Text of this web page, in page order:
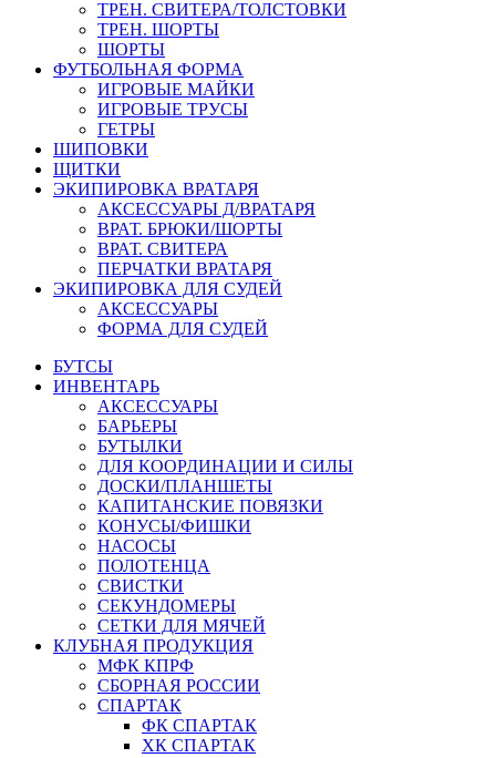
ТРЕН. СВИТЕРА/ТОЛСТОВКИ
ТРЕН. ШОРТЫ
ШОРТЫ
ФУТБОЛЬНАЯ ФОРМА
ИГРОВЫЕ МАЙКИ
ИГРОВЫЕ ТРУСЫ
ГЕТРЫ
ШИПОВКИ
ЩИТКИ
ЭКИПИРОВКА ВРАТАРЯ
АКСЕССУАРЫ Д/ВРАТАРЯ
ВРАТ. БРЮКИ/ШОРТЫ
ВРАТ. СВИТЕРА
ПЕРЧАТКИ ВРАТАРЯ
ЭКИПИРОВКА ДЛЯ СУДЕЙ
АКСЕССУАРЫ
ФОРМА ДЛЯ СУДЕЙ
БУТСЫ
ИНВЕНТАРЬ
АКСЕССУАРЫ
БАРЬЕРЫ
БУТЫЛКИ
ДЛЯ КООРДИНАЦИИ И СИЛЫ
ДОСКИ/ПЛАНШЕТЫ
КАПИТАНСКИЕ ПОВЯЗКИ
КОНУСЫ/ФИШКИ
НАСОСЫ
ПОЛОТЕНЦА
СВИСТКИ
СЕКУНДОМЕРЫ
СЕТКИ ДЛЯ МЯЧЕЙ
КЛУБНАЯ ПРОДУКЦИЯ
МФК КПРФ
СБОРНАЯ РОССИИ
СПАРТАК
ФК СПАРТАК
ХК СПАРТАК